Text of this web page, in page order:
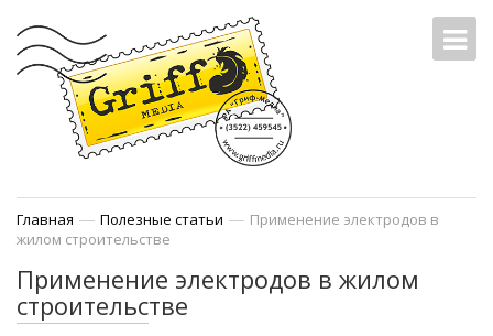
Главная — Полезные статьи — Применение электродов в
жилом строительстве
Применение электродов в жилом
строительстве